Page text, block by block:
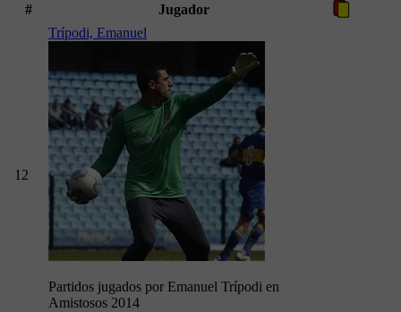
# Jugador
12
Trípodi, Emanuel
Partidos jugados por Emanuel Trípodi en
Amistosos 2014